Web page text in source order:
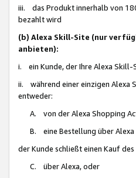
iii. das Produkt innerhalb von
bezahlt wird
(b) Alexa Skill-Site (nur
anbieten):
i. ein Kunde, der Ihre Alexa Skill-
ii. während einer einzigen Alexa
entweder:
A. von der Alexa Shopping
B. eine Bestellung über Alexa
der Kunde schließt einen Kauf
C. über Alexa, oder